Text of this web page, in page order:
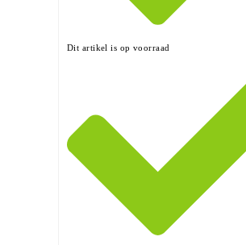
Dit artikel is op voorraad